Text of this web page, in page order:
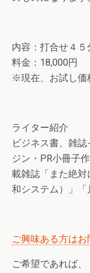
内容：打合せ４５
料金：18,000円
※現在、お試し価
ライター紹介
ビジネス書、雑
ジン・PR小冊子
載雑誌「また絶
和システム）」「
ご興味ある方はお
ご希望であれば